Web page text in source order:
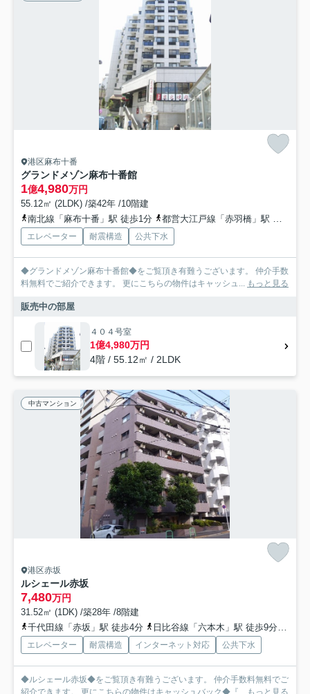
港区麻布十番
グランドメゾン麻布十番館
1億4,980万円
55.12㎡ (2LDK) /築42年 /10階建
南北線「麻布十番」駅 徒歩1分
都営大江戸線「赤羽橋」駅 徒歩10分
エレベーター 耐震構造 公共下水
◆グランドメゾン麻布十番館◆をご覧頂き有難うございます。 仲介手数
料無料でご紹介できます。 更にこちらの物件はキャッシュ... もっと見る
販売中の部屋
４０４号室
1億4,980万円
4階 / 55.12㎡ / 2LDK
中古マンション
港区赤坂
ルシェール赤坂
7,480万円
31.52㎡ (1DK) /築28年 /8階建
千代田線「赤坂」駅 徒歩4分
日比谷線「六本木」駅 徒歩9分
エレベーター 耐震構造 インターネット対応 公共下水
◆ルシェール赤坂◆をご覧頂き有難うございます。 仲介手数料無料でご